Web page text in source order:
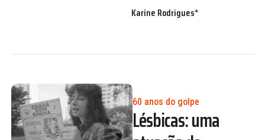
Karine Rodrigues*
60 anos do golpe
Lésbicas: uma